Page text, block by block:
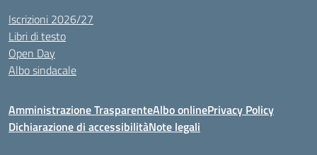
Iscrizioni 2026/27
Libri di testo
Open Day
Albo sindacale
Amministrazione TrasparenteAlbo onlinePrivacy Policy
Dichiarazione di accessibilitàNote legali